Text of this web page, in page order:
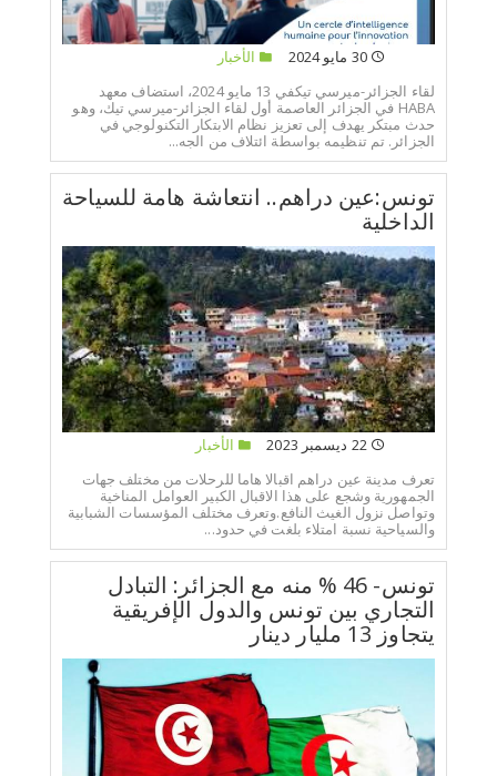
30 مايو 2024
الأخبار
لقاء الجزائر-ميرسي تيكفي 13 مايو 2024، استضاف معهد
HABA في الجزائر العاصمة أول لقاء الجزائر-ميرسي تيك، وهو
حدث مبتكر يهدف إلى تعزيز نظام الابتكار التكنولوجي في
الجزائر. تم تنظيمه بواسطة ائتلاف من الجه...
تونس:عين دراهم.. انتعاشة هامة للسياحة
الداخلية
22 ديسمبر 2023
الأخبار
تعرف مدينة عين دراهم اقبالا هاما للرحلات من مختلف جهات
الجمهورية وشجع على هذا الاقبال الكبير العوامل المناخية
وتواصل نزول الغيث النافع.وتعرف مختلف المؤسسات الشبابية
والسياحية نسبة امتلاء بلغت في حدود...
تونس- 46 % منه مع الجزائر: التبادل
التجاري بين تونس والدول الإفريقية
يتجاوز 13 مليار دينار